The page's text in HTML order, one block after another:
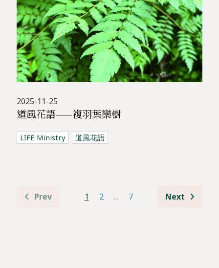
2025-11-25
道風花語——複羽葉欒樹
LIFE Ministry 道風花語
Prev 1 2 … 7 Next